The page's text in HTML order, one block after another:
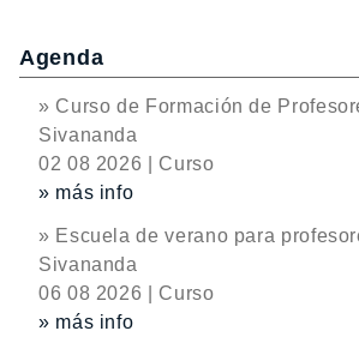
Agenda
» Curso de Formación de
Sivananda
02 08 2026 | Curso
» más info
» Escuela de verano para
Sivananda
06 08 2026 | Curso
» más info